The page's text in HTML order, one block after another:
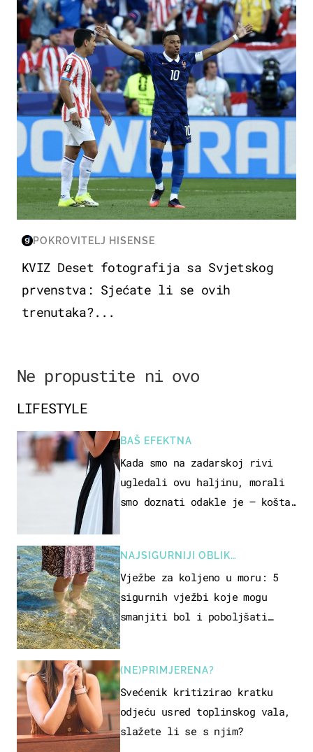
SVJETSKO PRVENSTVO 2026
POKROVITELJ HISENSE
KVIZ Deset fotografija sa Svjetskog
prvenstva: Sjećate li se ovih
trenutaka?...
Ne propustite ni ovo
LIFESTYLE
BAŠ EFEKTNA
Kada smo na zadarskoj rivi
ugledali ovu haljinu, morali
smo doznati odakle je – košta
NAJSIGURNIJI OBLIK
REKREACIJE
Vježbe za koljeno u moru: 5
sigurnih vježbi koje mogu
smanjiti bol i poboljšati
(NE)PRIMJERENA?
Svećenik kritizirao kratku
odjeću usred toplinskog vala,
slažete li se s njim?